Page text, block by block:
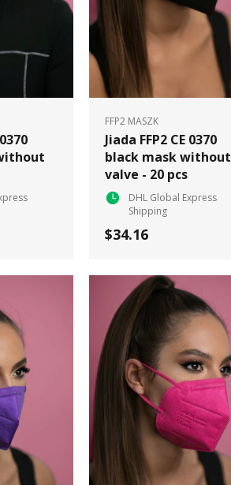
FFP2 MASZK
Jiada FFP2 CE 0370
black mask without
valve - 20 pcs
DHL Global Express
Shipping
$34.16